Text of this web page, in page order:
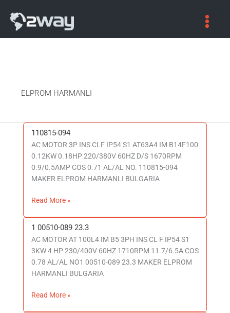
ELPROM HARMANLI
110815-094
AC MOTOR 3P INS CLF IP54 S1 AT63A4 IM B14F100
0.12KW 0.18HP 220/380V 60HZ D/S 1670RPM
0.9/0.5AMP COS 0.71 AL/AL NO. 110815-094
MAKER ELPROM HARMANLI BULGARIA
110815-
094
Read More »
1 00510-089 23.3
AC MOTOR AT 100L4 IM B5 3PH INS CL F IP54 S1
3KW 4 HP 230/400V 60HZ 1710RPM 11.7/6.5A COS
0.78 AL/AL NO1 00510-089 23.3 MAKER ELPROM
HARMANLI BULGARIA
1
00510-
089
23.3
Read More »